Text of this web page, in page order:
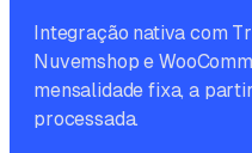
Integração nativa com
Nuvemshop e
mensalidade fixa, a
processada.